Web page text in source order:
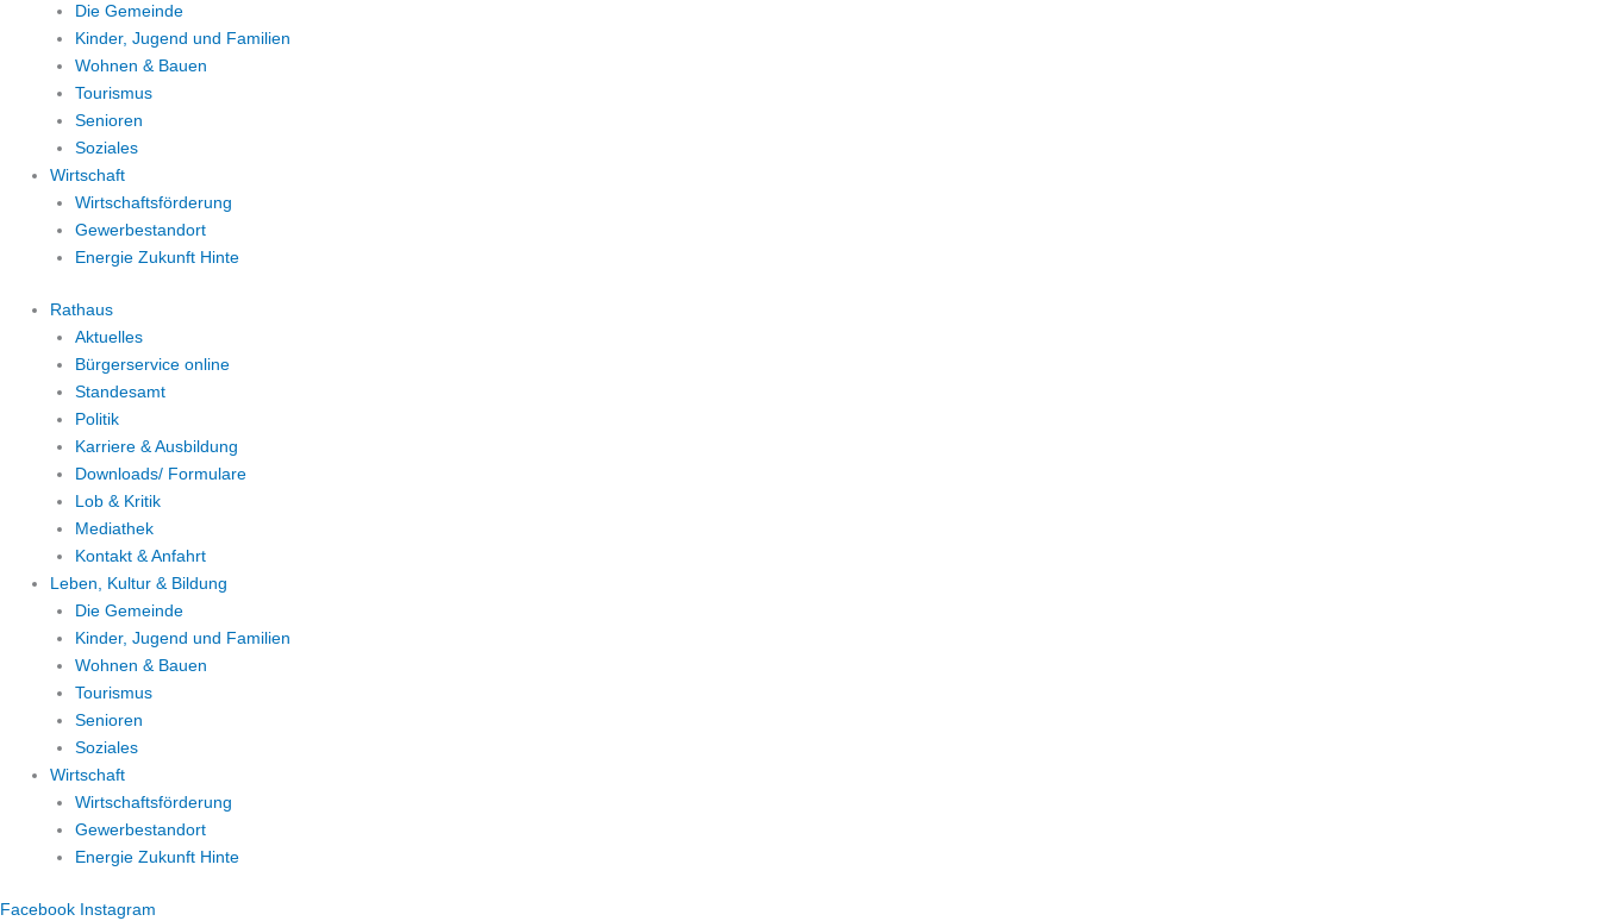
Die Gemeinde
Kinder, Jugend und Familien
Wohnen & Bauen
Tourismus
Senioren
Soziales
Wirtschaft
Wirtschaftsförderung
Gewerbestandort
Energie Zukunft Hinte
Rathaus
Aktuelles
Bürgerservice online
Standesamt
Politik
Karriere & Ausbildung
Downloads/ Formulare
Lob & Kritik
Mediathek
Kontakt & Anfahrt
Leben, Kultur & Bildung
Die Gemeinde
Kinder, Jugend und Familien
Wohnen & Bauen
Tourismus
Senioren
Soziales
Wirtschaft
Wirtschaftsförderung
Gewerbestandort
Energie Zukunft Hinte
Facebook Instagram